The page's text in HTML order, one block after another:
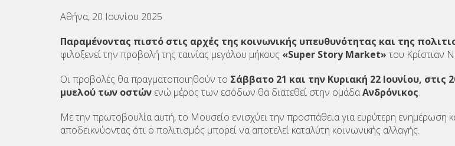
Αθήνα, 20 Ιουνίου 2025
Παραμένοντας πιστό στις αρχές της κοινωνικής υπευθυνότητας και της
φιλοξενεί την προβολή της ταινίας μεγάλου μήκους «Super Story Market» του Κρίστιαν
Οι προβολές θα πραγματοποιηθούν το Σάββατο 21 και την Κυριακή 22 Ιουνίου, στις
μυελού των οστών ενώ μέρος των εσόδων θα διατεθεί στην ομάδαΑνδρόνικος.
Με την πρωτοβουλία αυτή, το Μουσείο ενισχύει την προσπάθεια για ευρύτερη ενημέρωση
αποδεικνύοντας ότι ο πολιτισμός μπορεί να αποτελεί καταλύτη κοινωνικής αλλαγής.